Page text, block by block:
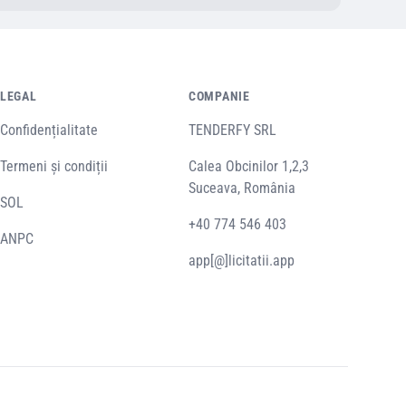
LEGAL
Confidențialitate
Termeni și condiții
SOL
ANPC
COMPANIE
TENDERFY SRL
Calea Obcinilor 1,2,3
Suceava, România
+40 774 546 403
app[@]licitatii.app